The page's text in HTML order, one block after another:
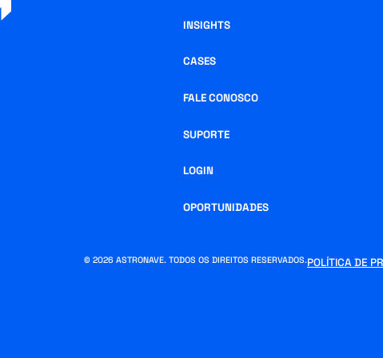
INSIGHTS
CASES
FALE CONOSCO
SUPORTE
LOGIN
OPORTUNIDADES
© 2026 ASTRONAVE. TODOS OS DIREITOS RESERVADOS.POLÍTICA DE